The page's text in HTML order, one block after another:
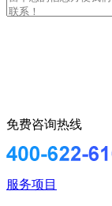
免费咨询热线
服务项目